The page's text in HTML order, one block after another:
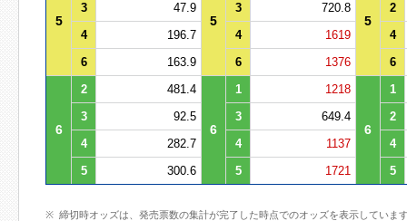
5 5 5
3
47.9 3 720.8
2
4
196.7 4 1619
4
6
163.9 6 1376 6
6
2 481.4
6
1 1218
6
1
3
92.5 3 649.4
2
4
282.7 4 1137
4
5
300.6 5 1721 5
締切時オッズは、発売票数の集計が完了した時点でのオッズを表示していま